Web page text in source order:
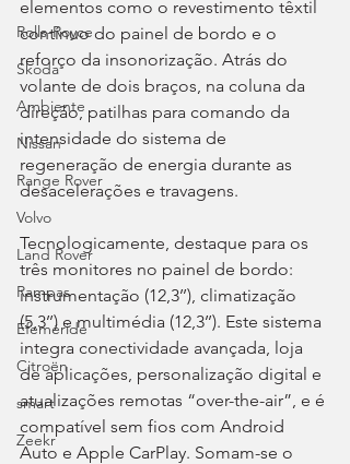
Rolls-Royce
Skoda
Ambiente
Nissan
Range Rover
Volvo
Land Rover
Rampas
Efeméride
Citroën
smart
Zeekr
elementos como o revestimento têxtil
contínuo do painel de bordo e o
reforço da insonorização. Atrás do
volante de dois braços, na coluna da
direção, patilhas para comando da
intensidade do sistema de
regeneração de energia durante as
desacelerações e travagens.
Tecnologicamente, destaque para os
três monitores no painel de bordo:
instrumentação (12,3’’), climatização
(5,3’’) e multimédia (12,3’’). Este sistema
integra conectividade avançada, loja
de aplicações, personalização digital e
atualizações remotas “over-the-air”, e é
compatível sem fios com Android
Auto e Apple CarPlay. Somam-se o